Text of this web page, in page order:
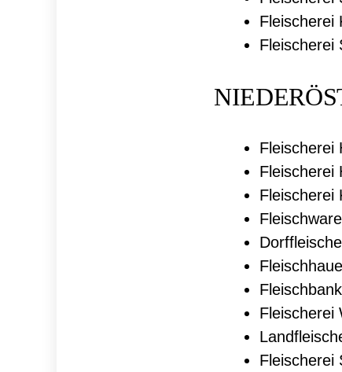
Fleischerei
Fleischerei
Fleischerei
Fleischerei
Fleischerei
Fleischerei
Fleischerei